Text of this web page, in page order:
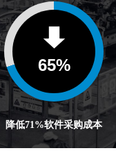
71%
降低71%软件采购成本